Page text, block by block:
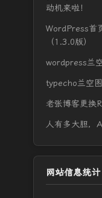
动机来啦！
WordPress首
（1.3.0版）
wordpress兰
typecho兰空
老张博客更换
人有多大胆，
网站信息统计